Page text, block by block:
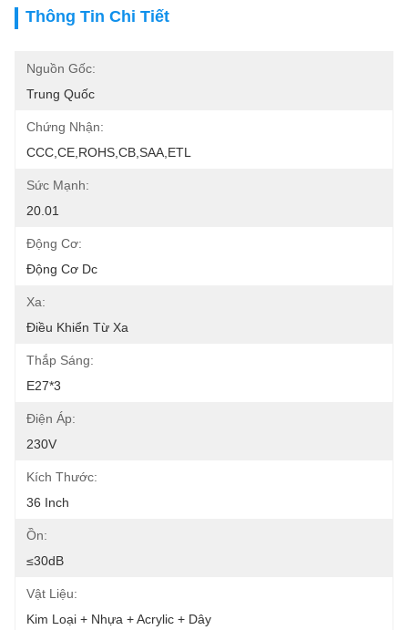
Thông Tin Chi Tiết
Nguồn Gốc:
Trung Quốc
Chứng Nhận:
CCC,CE,ROHS,CB,SAA,ETL
Sức Mạnh:
20.01
Động Cơ:
Động Cơ Dc
Xa:
Điều Khiển Từ Xa
Thắp Sáng:
E27*3
Điện Áp:
230V
Kích Thước:
36 Inch
Ồn:
≤30dB
Vật Liệu:
Kim Loại + Nhựa + Acrylic + Dây